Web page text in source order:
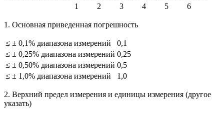
1
2 3 4 5 6
1. Основная приведенная погрешность
≤ ± 0,1% диапазона измерений
0,1
≤ ± 0,25% диапазона измерений 0,25
≤ ± 0,50% диапазона измерений 0,5
≤ ± 1,0% диапазона измерений
1,0
2. Верхний предел измерения и единицы измерения (другое
указать)